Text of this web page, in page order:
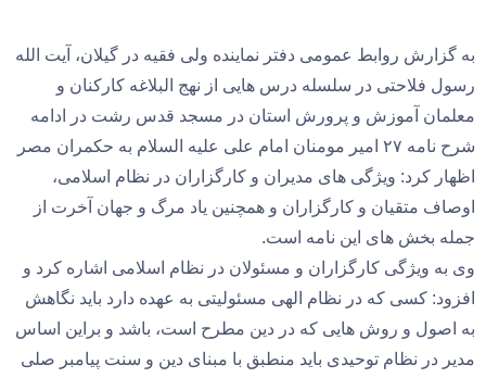
به گزارش روابط عمومی دفتر نماینده ولی فقیه در گیلان، آیت الله
رسول فلاحتی در سلسله درس هایی از نهج البلاغه کارکنان و
معلمان آموزش و پرورش استان در مسجد قدس رشت در ادامه
شرح نامه ۲۷ امیر مومنان امام علی علیه السلام به حکمران مصر
اظهار کرد: ویژگی های مدیران و کارگزاران در نظام اسلامی،
اوصاف متقیان و کارگزاران و همچنین یاد مرگ و جهان آخرت از
جمله بخش های این نامه است.
وی به ویژگی کارگزاران و مسئولان در نظام اسلامی اشاره کرد و
افزود: کسی که در نظام الهی مسئولیتی به عهده دارد باید نگاهش
به اصول و روش هایی که در دین مطرح است، باشد و براین اساس
مدیر در نظام توحیدی باید منطبق با مبنای دین و سنت پیامبر صلی